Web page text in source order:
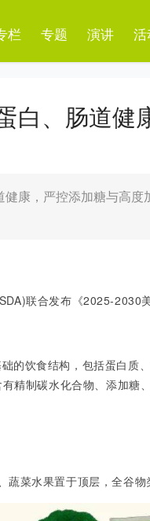
栏 专题 演讲 活
白、肠道健
康，严控添加糖与高
联合发布《2025-2030
的饮食结构，包括蛋白质
精制碳水化合物、添加糖
菜水果置于顶层，全谷物